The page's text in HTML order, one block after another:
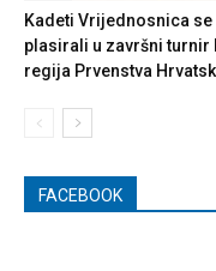
Kadeti Vrijednosnica se
plasirali u završni turnir
regija Prvenstva
FACEBOOK